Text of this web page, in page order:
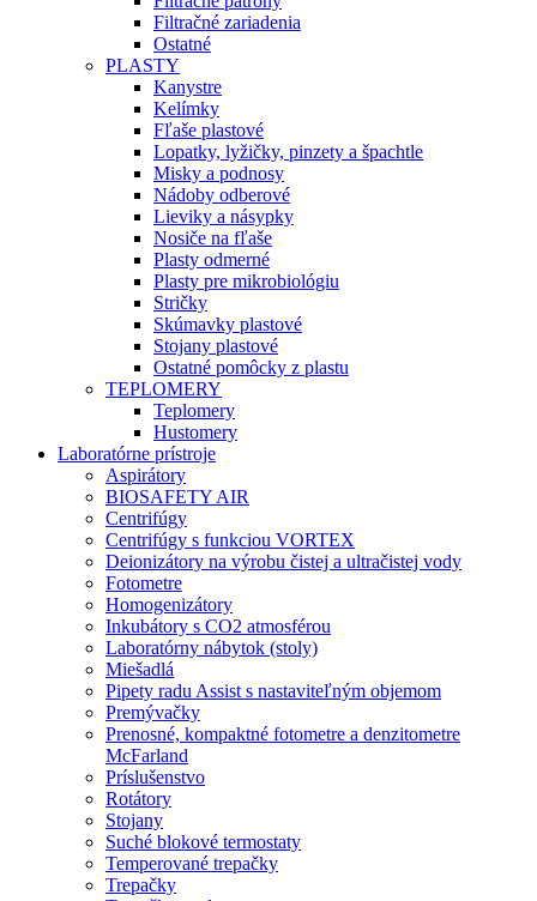
Filtračné zariadenia
Ostatné
PLASTY
Kanystre
Kelímky
Fľaše plastové
Lopatky, lyžičky, pinzety a špachtle
Misky a podnosy
Nádoby odberové
Lieviky a násypky
Nosiče na fľaše
Plasty odmerné
Plasty pre mikrobiológiu
Stričky
Skúmavky plastové
Stojany plastové
Ostatné pomôcky z plastu
TEPLOMERY
Teplomery
Hustomery
Laboratórne prístroje
Aspirátory
BIOSAFETY AIR
Centrifúgy
Centrifúgy s funkciou VORTEX
Deionizátory na výrobu čistej a ultračistej vody
Fotometre
Homogenizátory
Inkubátory s CO2 atmosférou
Laboratórny nábytok (stoly)
Miešadlá
Pipety radu Assist s nastaviteľným objemom
Premývačky
Prenosné, kompaktné fotometre a denzitometre
McFarland
Príslušenstvo
Rotátory
Stojany
Suché blokové termostaty
Temperované trepačky
Trepačky